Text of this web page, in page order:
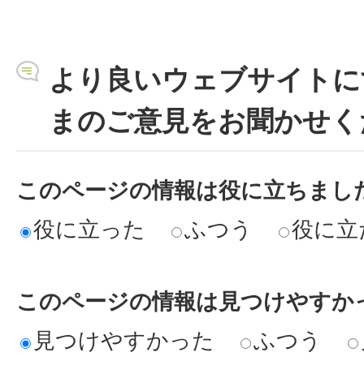
より良いウェブサイト
まのご意見をお聞かせ
このページの情報は役に立ちまし
役に立った
ふつう 役に
このページの情報は見つけやすか
見つけやすかった
ふつう